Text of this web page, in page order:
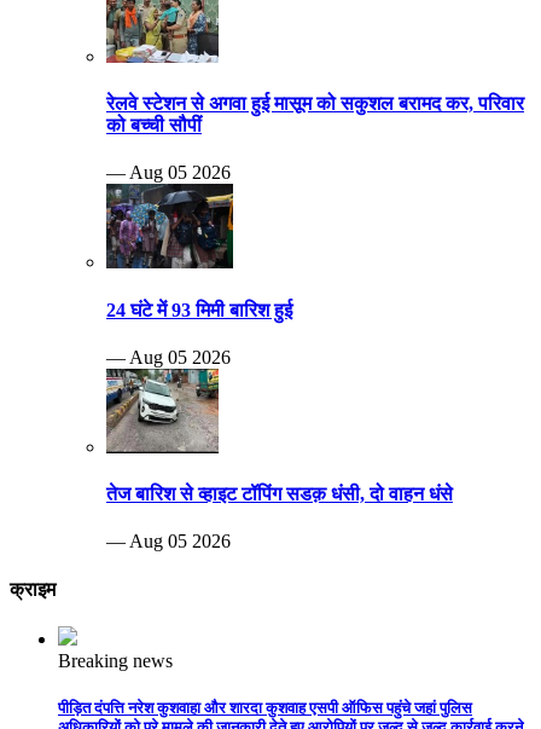
रेलवे स्टेशन से अगवा हुई मासूम को सकुशल बरामद कर, परिवार
को बच्ची सौपीं
— Aug 05 2026
24 घंटे में 93 मिमी बारिश हुई
— Aug 05 2026
तेज बारिश से व्हाइट टॉपिंग सडक़ धंसी, दो वाहन धंसे
— Aug 05 2026
क्राइम
Breaking news
पीड़ित दंपत्ति नरेश कुशवाहा और शारदा कुशवाह एसपी ऑफिस पहुंचे जहां पुलिस